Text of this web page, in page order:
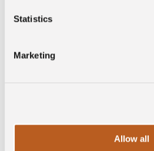
Statistics
Marketing
Allow all